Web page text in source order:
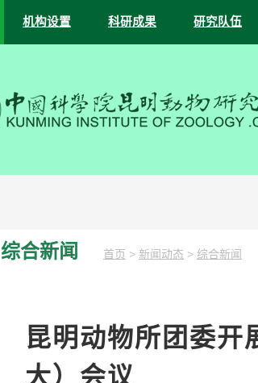
机构设置 科研成果 研究队伍
综合新闻 首页 > 新闻动态 > 综合新闻
昆明动物所团委开
大）会议